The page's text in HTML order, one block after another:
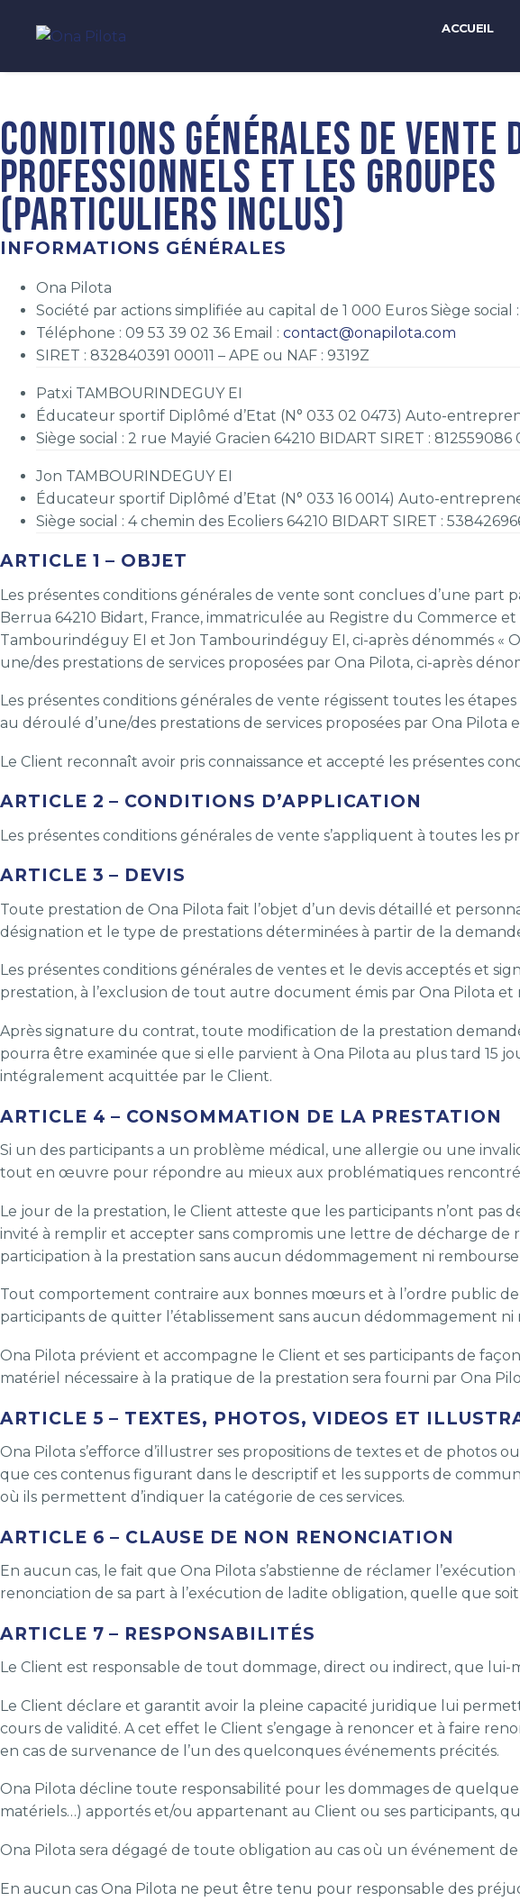
ACCUEIL
CONDITIONS GÉNÉRALES DE VENTE
PROFESSIONNELS ET LES GROUPES
(PARTICULIERS INCLUS)
INFORMATIONS GÉNÉRALES
Ona Pilota
Société par actions simplifiée au capital de 1 000 Euros Siège social
Téléphone : 09 53 39 02 36 Email : contact@onapilota.com
SIRET : 832840391 00011 – APE ou NAF : 9319Z
Patxi TAMBOURINDEGUY EI
Éducateur sportif Diplômé d’Etat (N° 033 02 0473) Auto-
Siège social : 2 rue Mayié Gracien 64210 BIDART SIRET : 812559086
Jon TAMBOURINDEGUY EI
Éducateur sportif Diplômé d’Etat (N° 033 16 0014) Auto-
Siège social : 4 chemin des Ecoliers 64210 BIDART SIRET :
ARTICLE 1 – OBJET
Les présentes conditions générales de vente sont conclues d’une part
Berrua 64210 Bidart, France, immatriculée au Registre du Commerce
Tambourindéguy EI et Jon Tambourindéguy EI, ci-après dénommés
une/des prestations de services proposées par Ona Pilota, ci-après
Les présentes conditions générales de vente régissent toutes les
au déroulé d’une/des prestations de services proposées par Ona Pilota
Le Client reconnaît avoir pris connaissance et accepté les présentes
ARTICLE 2 – CONDITIONS D’APPLICATION
Les présentes conditions générales de vente s’appliquent à toutes les
ARTICLE 3 – DEVIS
Toute prestation de Ona Pilota fait l’objet d’un devis détaillé et
désignation et le type de prestations déterminées à partir de la
Les présentes conditions générales de ventes et le devis acceptés et
prestation, à l’exclusion de tout autre document émis par Ona Pilota
Après signature du contrat, toute modification de la prestation
pourra être examinée que si elle parvient à Ona Pilota au plus tard 15
intégralement acquittée par le Client.
ARTICLE 4 – CONSOMMATION DE LA PRESTATION
Si un des participants a un problème médical, une allergie ou une
tout en œuvre pour répondre au mieux aux problématiques
Le jour de la prestation, le Client atteste que les participants n’ont pas
invité à remplir et accepter sans compromis une lettre de décharge de
participation à la prestation sans aucun dédommagement ni
Tout comportement contraire aux bonnes mœurs et à l’ordre public
participants de quitter l’établissement sans aucun dédommagement
Ona Pilota prévient et accompagne le Client et ses participants de
matériel nécessaire à la pratique de la prestation sera fourni par Ona
ARTICLE 5 – TEXTES, PHOTOS, VIDEOS ET
Ona Pilota s’efforce d’illustrer ses propositions de textes et de photos
que ces contenus figurant dans le descriptif et les supports de
où ils permettent d’indiquer la catégorie de ces services.
ARTICLE 6 – CLAUSE DE NON RENONCIATION
En aucun cas, le fait que Ona Pilota s’abstienne de réclamer
renonciation de sa part à l’exécution de ladite obligation, quelle que
ARTICLE 7 – RESPONSABILITÉS
Le Client est responsable de tout dommage, direct ou indirect, que
Le Client déclare et garantit avoir la pleine capacité juridique lui
cours de validité. A cet effet le Client s’engage à renoncer et à faire
en cas de survenance de l’un des quelconques événements précités.
Ona Pilota décline toute responsabilité pour les dommages de
matériels…) apportés et/ou appartenant au Client ou ses participants,
Ona Pilota sera dégagé de toute obligation au cas où un événement
En aucun cas Ona Pilota ne peut être tenu pour responsable des